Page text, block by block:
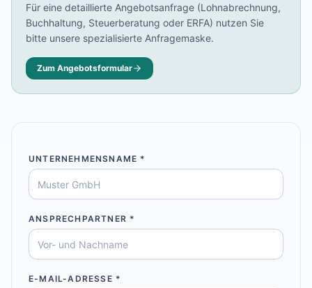
Für eine detaillierte Angebotsanfrage (Lohnabrechnung,
Buchhaltung, Steuerberatung oder ERFA) nutzen Sie
bitte unsere spezialisierte Anfragemaske.
Zum Angebotsformular
UNTERNEHMENSNAME *
ANSPRECHPARTNER *
E-MAIL-ADRESSE *
Baulohnabrechnung Backnang
Baulohnabrechnung Stuttgart
Baulohnabrechnung Heilbronn
Baulohnabrechnung Karlsruhe